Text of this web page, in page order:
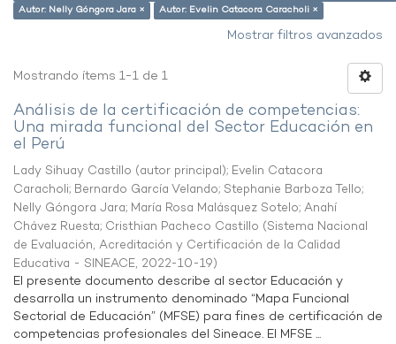
Autor: Nelly Góngora Jara ×
Autor: Evelin Catacora Caracholi ×
Mostrar filtros avanzados
Mostrando ítems 1-1 de 1
Análisis de la certificación de competencias:
Una mirada funcional del Sector Educación en
el Perú
Lady Sihuay Castillo (autor principal); Evelin Catacora
Caracholi; Bernardo García Velando; Stephanie Barboza Tello;
Nelly Góngora Jara; María Rosa Malásquez Sotelo; Anahí
Chávez Ruesta; Cristhian Pacheco Castillo (Sistema Nacional
de Evaluación, Acreditación y Certificación de la Calidad
Educativa - SINEACE, 2022-10-19)
El presente documento describe al sector Educación y
desarrolla un instrumento denominado “Mapa Funcional
Sectorial de Educación” (MFSE) para fines de certificación de
competencias profesionales del Sineace. El MFSE ...